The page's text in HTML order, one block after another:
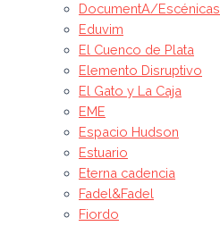
DocumentA/Escénicas
Eduvim
El Cuenco de Plata
Elemento Disruptivo
El Gato y La Caja
EME
Espacio Hudson
Estuario
Eterna cadencia
Fadel&Fadel
Fiordo